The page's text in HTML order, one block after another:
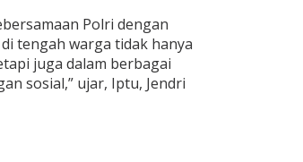
Polri dengan
tengah warga tidak hanya
juga dalam berbagai
sosial,” ujar, Iptu, Jendri